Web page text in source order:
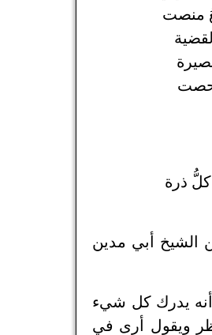
منصت
ذرة
الشيخ أبي مدين
يدرك كل شيء
ويقول أرى في